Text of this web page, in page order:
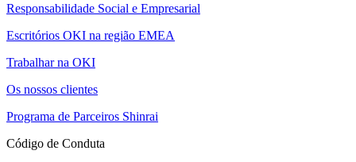
Responsabilidade Social e Empresarial
Escritórios OKI na região EMEA
Trabalhar na OKI
Os nossos clientes
Programa de Parceiros Shinrai
Código de Conduta